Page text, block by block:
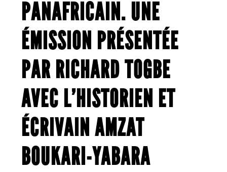
PANAFRICAIN. UNE
ÉMISSION PRÉSENTÉE
PAR RICHARD TOGBE
AVEC L’HISTORIEN ET
ÉCRIVAIN AMZAT
BOUKARI-YABARA